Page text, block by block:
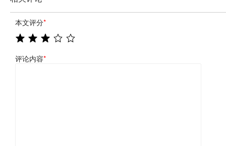
本文评分*
评论内容*